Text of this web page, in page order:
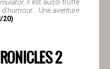
, il est aussi truffé
Une aventure
20)
2